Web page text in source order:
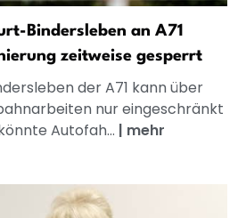
Bindersleben an A71
zeitweise gesperrt
der A71 kann über
nur eingeschränkt
Autofah... | mehr